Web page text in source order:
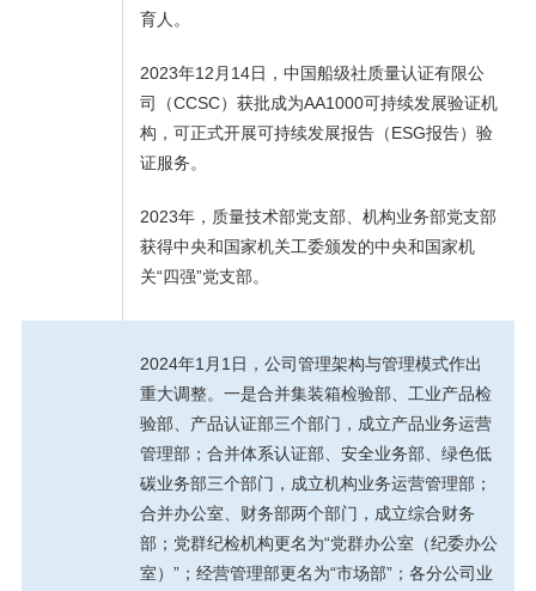
育人。
2023年12月14日，中国船级社质量认证有限公
司（CCSC）获批成为AA1000可持续发展验证机
构，可正式开展可持续发展报告（ESG报告）验
证服务。
2023年，质量技术部党支部、机构业务部党支部
获得中央和国家机关工委颁发的中央和国家机
关“四强”党支部。
2024年1月1日，公司管理架构与管理模式作出
重大调整。一是合并集装箱检验部、工业产品检
验部、产品认证部三个部门，成立产品业务运营
管理部；合并体系认证部、安全业务部、绿色低
碳业务部三个部门，成立机构业务运营管理部；
合并办公室、财务部两个部门，成立综合财务
部；党群纪检机构更名为“党群办公室（纪委办公
室）”；经营管理部更名为“市场部”；各分公司业